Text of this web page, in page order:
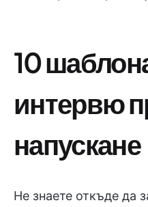
10
интервю
напускане
Не знаете откъде да